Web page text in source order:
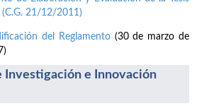
21/12/2011)
del Reglamento(30 de marzo de
Investigación e Innovación